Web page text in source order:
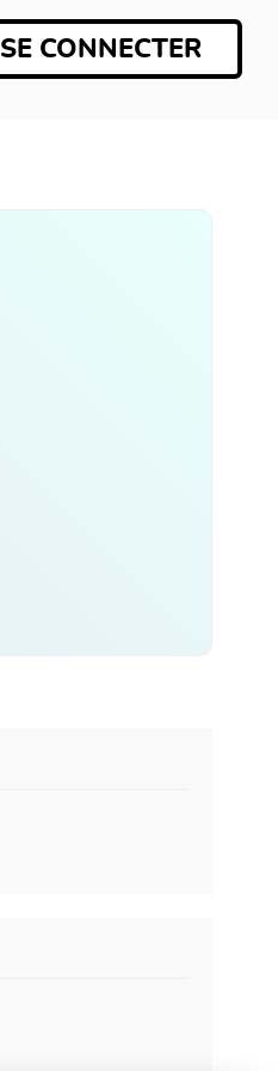
SE CONNECTER